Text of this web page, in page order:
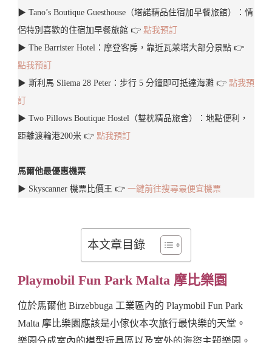
▶︎ Tano’s Boutique Guesthouse（塔諾精品住宿加早餐旅館）：情
侶特別喜歡的住宿加早餐旅館 👉 點我預訂
▶︎ The Barrister Hotel：摩登客房，靠近瓦萊塔大部分景點 👉
點我預訂
▶︎ 斯利馬 Sliema 28 Peter：步行 5 分鐘即可抵達海灘 👉 點我預
訂
▶︎ Two Pillows Boutique Hostel（雙枕精品旅舍）：地點便利，
距離渡輪港200米 👉 點我預訂
馬爾他最優惠機票
▶︎ Skyscanner 機票比價王 👉 一鍵前往搜尋最便宜機票
本文章目錄
Playmobil Fun Park Malta 摩比樂園
位於馬爾他 Birzebbuga 工業區內的 Playmobil Fun Park
Malta 摩比樂園應該是小傢伙本次旅行最快樂的天堂。
樂園分成室內的模型玩具區以及室外的海盜主題樂園。